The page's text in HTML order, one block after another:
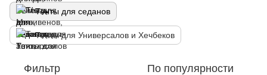
Тенты для седанов
Тенты для Универсалов и Хечбеков
Фильтр По популярности